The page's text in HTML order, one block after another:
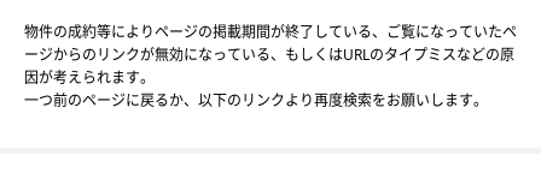
物件の成約等によりページの掲載期間が終了している、ご覧になっていたペ
ージからのリンクが無効になっている、もしくはURLのタイプミスなどの原
因が考えられます。
一つ前のページに戻るか、以下のリンクより再度検索をお願いします。